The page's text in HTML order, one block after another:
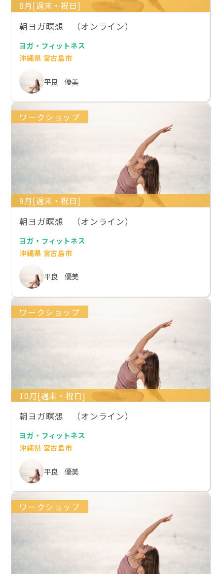
8月[週末・祝日]
朝ヨガ瞑想 （オンライン）
ヨガ・フィットネス
沖縄県 宮古島市
平良 優美
ワークショップ
9月[週末・祝日]
朝ヨガ瞑想 （オンライン）
ヨガ・フィットネス
沖縄県 宮古島市
平良 優美
ワークショップ
10月[週末・祝日]
朝ヨガ瞑想 （オンライン）
ヨガ・フィットネス
沖縄県 宮古島市
平良 優美
ワークショップ